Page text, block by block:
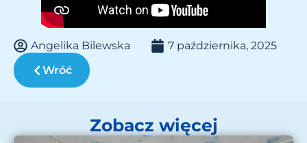
Angelika Bilewska
7 października, 2025
Wróć
Zobacz więcej